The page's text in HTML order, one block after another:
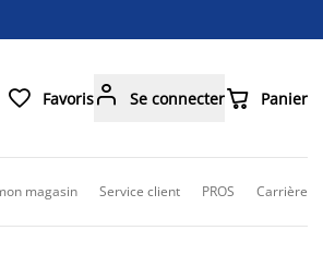
 Favoris Se connecter Panier
magasin Service client PROS Carrière